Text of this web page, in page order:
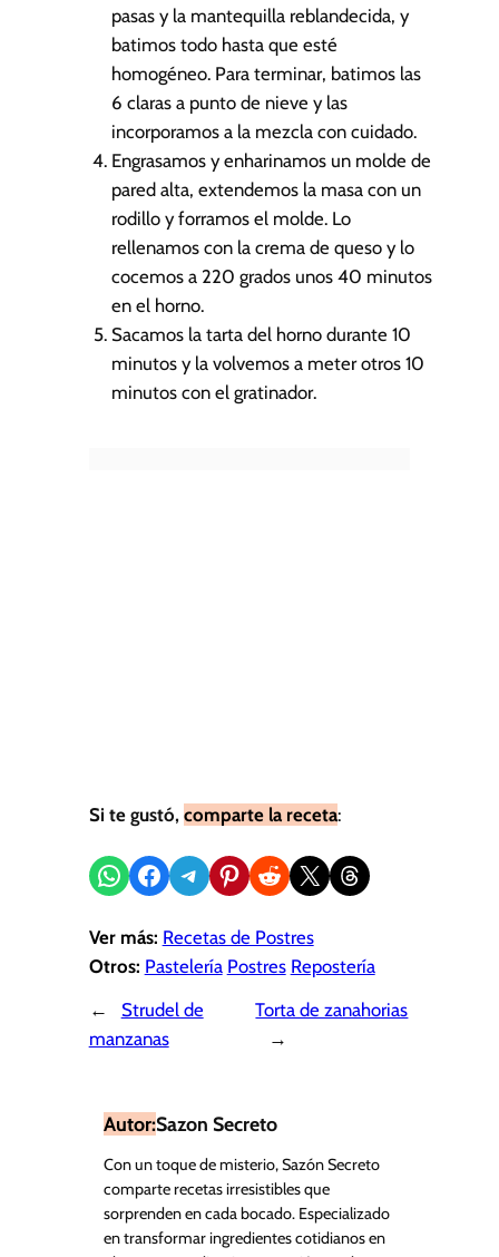
pasas y la mantequilla reblandecida, y
batimos todo hasta que esté
homogéneo. Para terminar, batimos las
6 claras a punto de nieve y las
incorporamos a la mezcla con cuidado.
Engrasamos y enharinamos un molde de
pared alta, extendemos la masa con un
rodillo y forramos el molde. Lo
rellenamos con la crema de queso y lo
cocemos a 220 grados unos 40 minutos
en el horno.
Sacamos la tarta del horno durante 10
minutos y la volvemos a meter otros 10
minutos con el gratinador.
Si te gustó, comparte la receta:
Compartir en WhatsApp
Compartir en Facebook
Compartir en Telegram
Compartir en Pinterest
Compartir en Reddit
Compartir en X Share on Threads
Ver más: Recetas de Postres
Otros: Pastelería Postres Repostería
←
Strudel de
manzanas
Torta de zanahorias
→
Autor:Sazon Secreto
Con un toque de misterio, Sazón Secreto
comparte recetas irresistibles que
sorprenden en cada bocado. Especializado
en transformar ingredientes cotidianos en